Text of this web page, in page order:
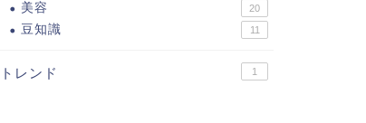
美容 20
豆知識 11
トレンド 1